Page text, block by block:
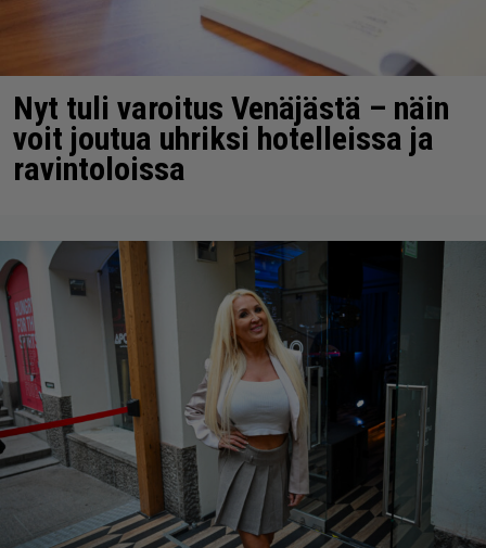
Nyt tuli varoitus Venäjästä – näin
voit joutua uhriksi hotelleissa ja
ravintoloissa